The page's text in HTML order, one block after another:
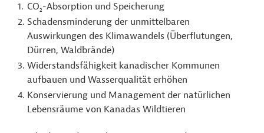
CO2-Absorption und Speicherung
Schadensminderung der unmittelbaren
Auswirkungen des Klimawandels (Überflutungen,
Dürren, Waldbrände)
Widerstandsfähigkeit kanadischer Kommunen
aufbauen und Wasserqualität erhöhen
Konservierung und Management der natürlichen
Lebensräume von Kanadas Wildtieren